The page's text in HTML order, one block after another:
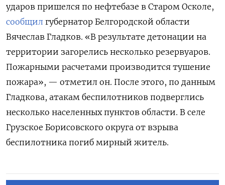
ударов пришелся по нефтебазе в Старом Осколе,
сообщил губернатор Белгородской области
Вячеслав Гладков. «В результате детонации на
территории загорелись несколько резервуаров.
Пожарными расчетами производится тушение
пожара», — отметил он. После этого, по данным
Гладкова, атакам беспилотников подверглись
несколько населенных пунктов области. В селе
Грузское Борисовского округа от взрыва
беспилотника погиб мирный житель.